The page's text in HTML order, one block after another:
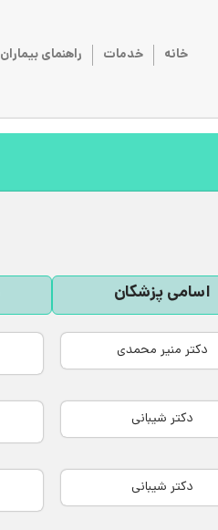
خانه خدمات راهنمای بیماران
اسامی پزشکان
دکتر منیر محمدی
دكتر شيبانی
دكتر شيبانی